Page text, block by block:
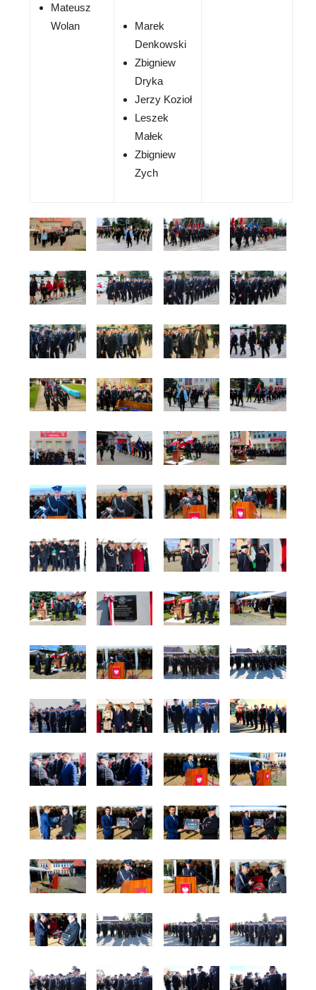
Mateusz
Wolan
Marek
Denkowski
Zbigniew
Dryka
Jerzy Kozioł
Leszek
Małek
Zbigniew
Zych